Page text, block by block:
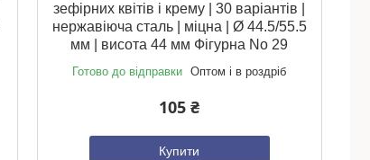
зефірних квітів і крему | 30 варіантів |
нержавіюча сталь | міцна | Ø 44.5/55.5
мм | висота 44 мм Фігурна No 29
Готово до відправки Оптом і в роздріб
105 ₴
Купити